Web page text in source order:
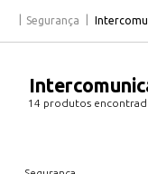
Segurança
14 produtos